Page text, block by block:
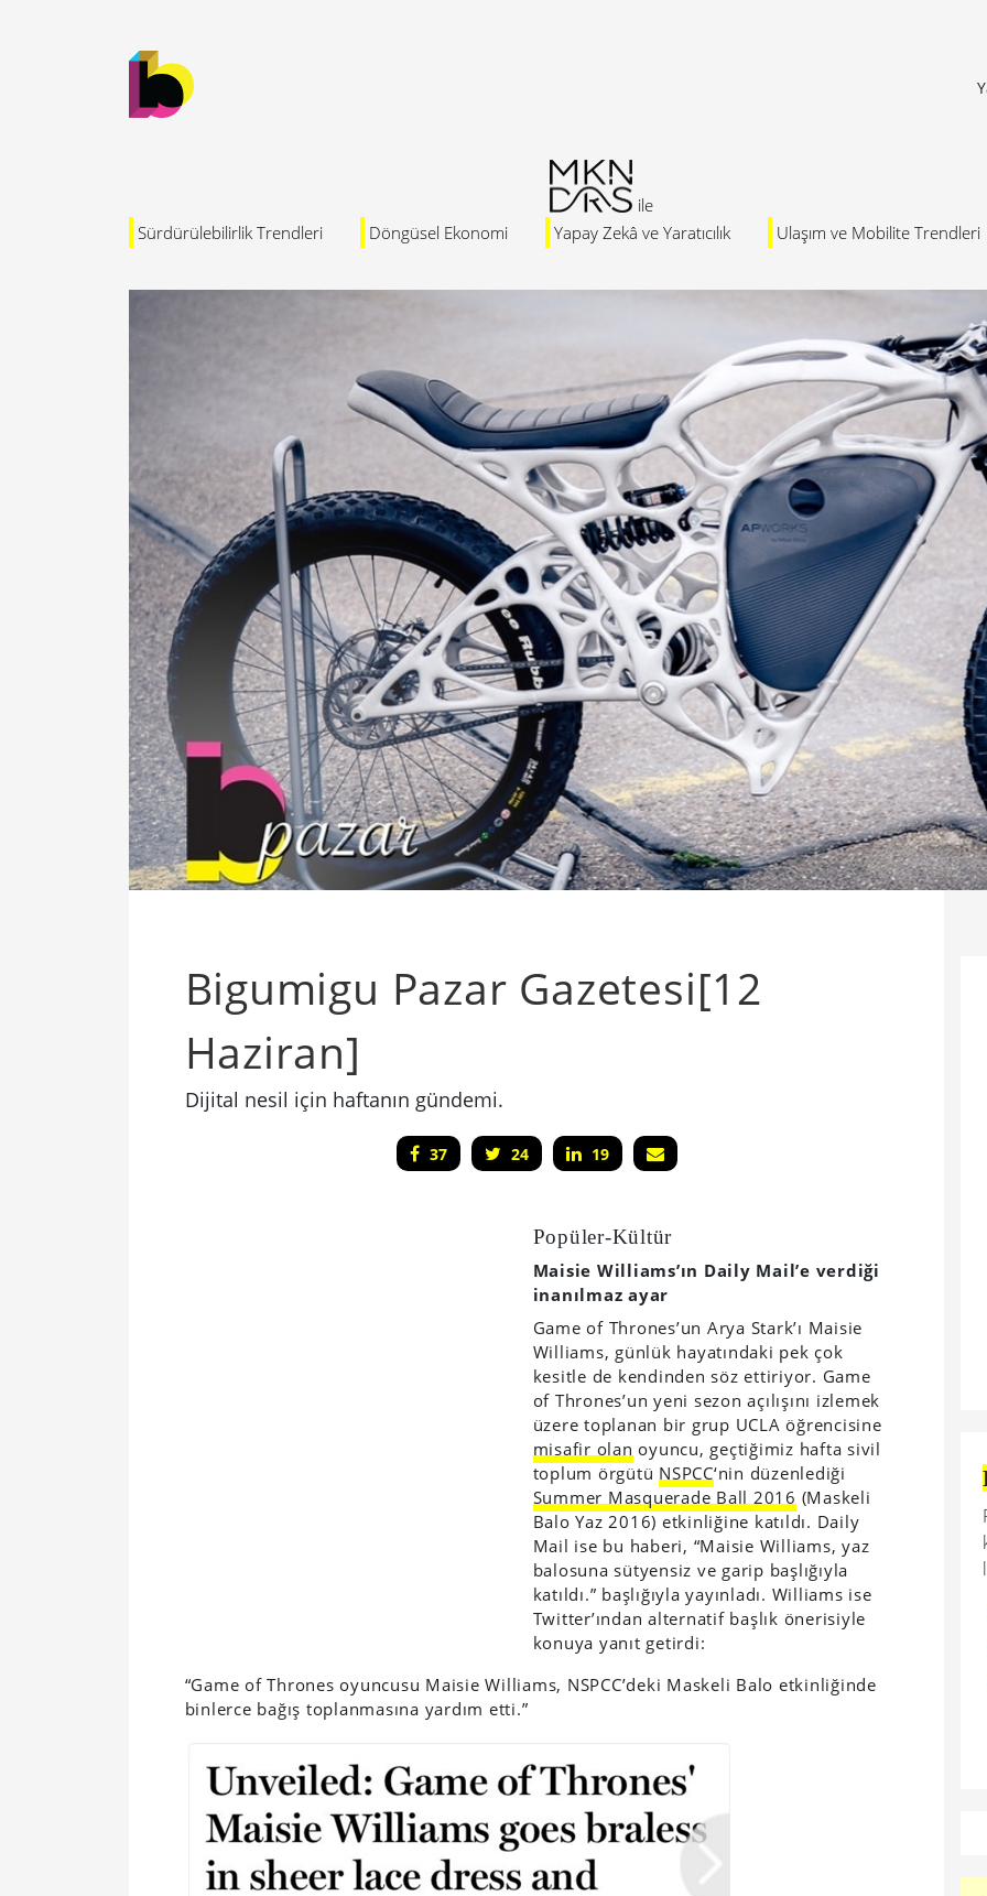
Sürdürülebilirlik Trendleri Döngüsel Ekonomi Yapay Zekâ ve Yaratıcılık Ulaşım ve Mobilite Trendleri
Bigumigu Pazar Gazetesi[12
Haziran]
Dijital nesil için haftanın gündemi.
37 24 19
Popüler-Kültür
Maisie Williams’ın Daily Mail’e verdiği
inanılmaz ayar
Game of Thrones’un Arya Stark’ı Maisie
Williams, günlük hayatındaki pek çok
kesitle de kendinden söz ettiriyor. Game
of Thrones’un yeni sezon açılışını izlemek
üzere toplanan bir grup UCLA öğrencisine
misafir olan oyuncu, geçtiğimiz hafta sivil
toplum örgütü NSPCC‘nin düzenlediği
Summer Masquerade Ball 2016 (Maskeli
Balo Yaz 2016) etkinliğine katıldı. Daily
Mail ise bu haberi, “Maisie Williams, yaz
balosuna sütyensiz ve garip başlığıyla
katıldı.” başlığıyla yayınladı. Williams ise
Twitter’ından alternatif başlık önerisiyle
konuya yanıt getirdi:
“Game of Thrones oyuncusu Maisie Williams, NSPCC’deki Maskeli Balo etkinliğinde
binlerce bağış toplanmasına yardım etti.”